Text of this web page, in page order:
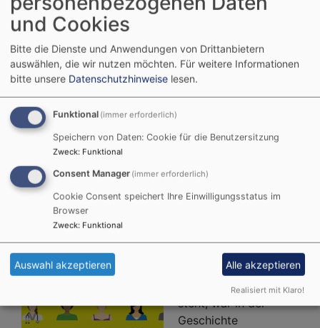
Ende März nahmen Referent*innen
unterschiedlicher Disziplinen unter die Lupe, wie
von Bewusstsein, Intelligenz und Kreativität im Feld
von KI die Rede ist. Auf der Online-Tagung
diskutierten wir mit den ca.
von
der
Bausteine einer
historisch-kritischen
Kultur der Digitalität
Was in der digitalen
Kultur im Mittelpunkt
steht, war in der
Geschichte
und Cookies
Bitte die Dienste und Anwendungen von Drittanbietern
auswählen, die wir nutzen möchten. Für weitere Informationen
bitte unsere Datenschutzhinweise lesen.
Funktional (immer erforderlich)
Speichern von Daten: Cookie für die Benutzersitzung
Zweck: Funktional
Consent Manager (immer erforderlich)
Cookie Consent speichert Ihre Einwilligungsstatus im
Browser
Zweck: Funktional
Auswahl akzeptieren Alle akzeptieren
Realisiert mit Klaro!